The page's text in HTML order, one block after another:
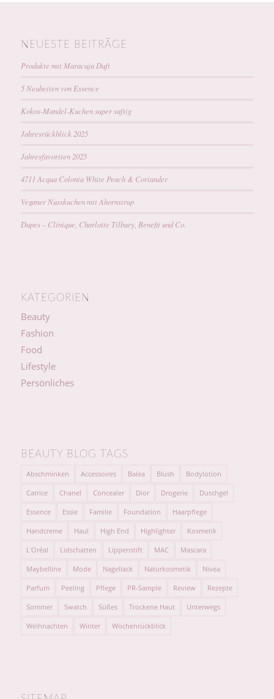
NEUESTE BEITRÄGE
Produkte mit Maracuja Duft
5 Neuheiten von Essence
Kokos-Mandel-Kuchen super saftig
Jahresrückblick 2025
Jahresfavoriten 2025
4711 Acqua Colonia White Peach & Coriander
Veganer Nusskuchen mit Ahornsirup
Dupes – Clinique, Charlotte Tilbury, Benefit und Co.
KATEGORIEN
Beauty
Fashion
Food
Lifestyle
Persönliches
BEAUTY BLOG TAGS
Abschminken Accessoires Balea Blush Bodylotion
Catrice Chanel Concealer Dior Drogerie Duschgel
Essence Essie Familie Foundation Haarpflege
Handcreme Haul High End Highlighter Kosmetik
L'Oréal Lidschatten Lippenstift MAC Mascara
Maybelline Mode Nagellack Naturkosmetik Nivea
Parfum Peeling Pflege PR-Sample Review Rezepte
Sommer Swatch Süßes Trockene Haut Unterwegs
Weihnachten Winter Wochenrückblick